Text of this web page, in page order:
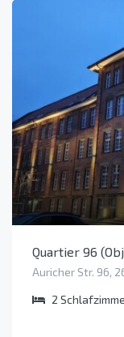
Quartier 96
Auricher Str. 96,
2